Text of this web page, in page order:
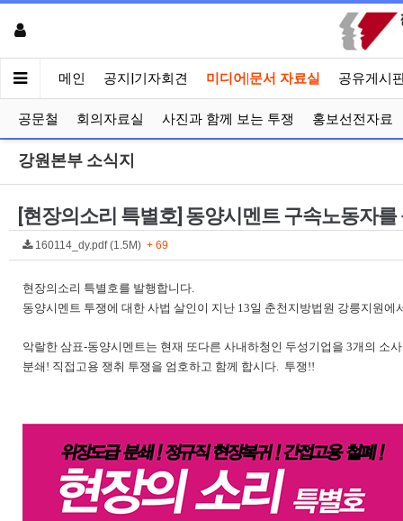
메인 공지|기자회견 미디어|문서 자료실 공유게시
공문철 회의자료실 사진과 함께 보는 투쟁 홍보선전자료
강원본부 소식지
[현장의소리 특별호] 동양시멘트 구속노동자를
160114_dy.pdf (1.5M) + 69
현장의소리 특별호를 발행합니다.
동양시멘트 투쟁에 대한 사법 살인이 지난 13일 춘천지방법원 강릉지원에
악랄한 삼표-동양시멘트는 현재 또다른 사내하청인 두성기업을 3개의 소
분쇄! 직접고용 쟁취 투쟁을 엄호하고 함께 합시다. 투쟁!!